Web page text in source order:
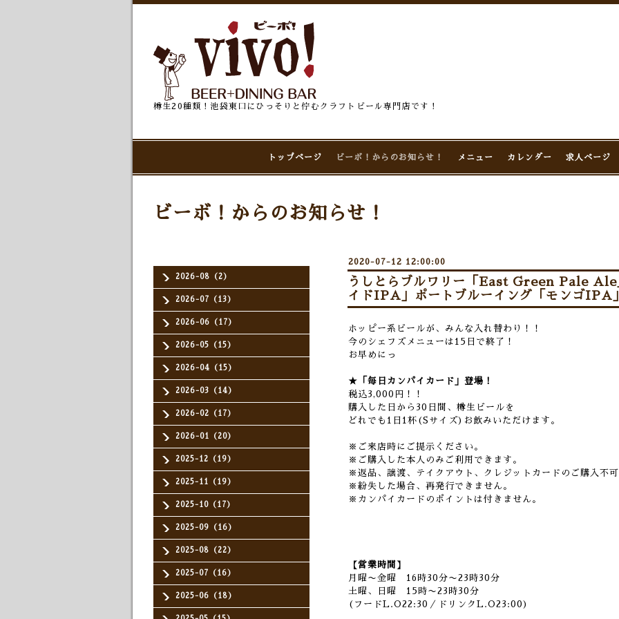
樽生20種類！池袋東口にひっそりと佇むクラフトビール専門店です！
トップページ ビーボ！からのお知らせ！ メニュー カレンダー 求人ページ
2026-08（2）
2026-07（13）
2026-06（17）
2026-05（15）
2026-04（15）
2026-03（14）
2026-02（17）
2026-01（20）
2025-12（19）
2025-11（19）
2025-10（17）
2025-09（16）
2025-08（22）
2025-07（16）
2025-06（18）
ビーボ！からのお知らせ！
2020-07-12 12:00:00
うしとらブルワリー「East Green Pale Ale
イドIPA」ポートブルーイング「モンゴIPA
ホッピー系ビールが、みんな入れ替わり！！
今のシェフズメニューは15日で終了！
お早めにっ
★「毎日カンパイカード」登場！
税込3,000円！！
購入した日から30日間、樽生ビールを
どれでも1日1杯(Sサイズ)お飲みいただけます。
※ご来店時にご提示ください。
※ご購入した本人のみご利用できます。
※返品、譲渡、テイクアウト、クレジットカードのご購入不
※紛失した場合、再発行できません。
※カンパイカードのポイントは付きません。
【営業時間】
月曜〜金曜 16時30分〜23時30分
土曜、日曜 15時〜23時30分
(フードL.O22:30／ドリンクL.O23:00)